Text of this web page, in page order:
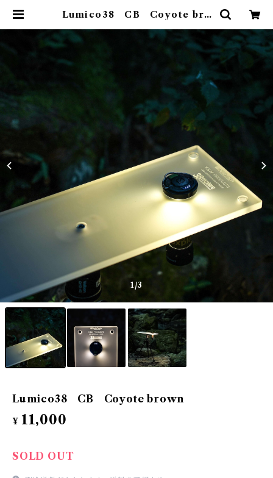
Lumico38 CB Coyote bro
1/3
Lumico38 CB Coyote brown
¥ 11,000
SOLD OUT